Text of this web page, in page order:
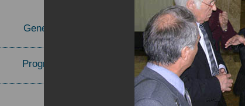
General Information
Program Committee
Report
2005 г.
16.08.2013